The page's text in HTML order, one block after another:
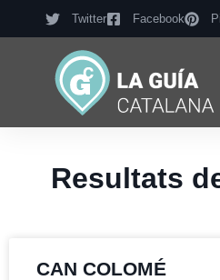
Twitter Facebook
Resultats
CAN COLOMÉ